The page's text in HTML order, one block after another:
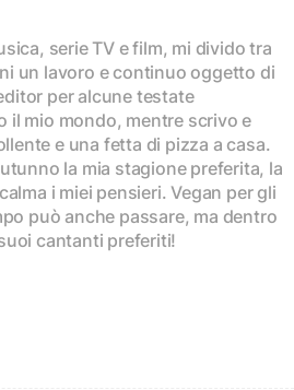
serie TV e film, mi divido tra
un lavoro e continuo oggetto di
per alcune testate
il mio mondo, mentre scrivo e
e una fetta di pizza a casa.
la mia stagione preferita, la
i miei pensieri. Vegan per gli
può anche passare, ma dentro
cantanti preferiti!